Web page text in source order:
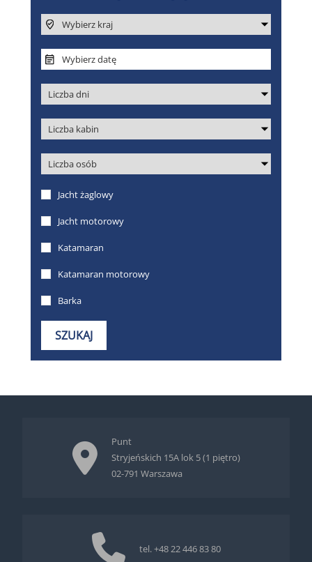
Punt
Stryjeńskich 15A lok 5 (1 piętro)
02-791 Warszawa
tel. +48 22 446 83 80